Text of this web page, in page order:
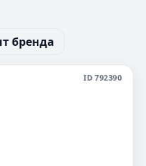
бренда
ID 792390